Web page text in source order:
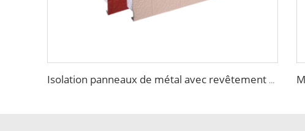
Isolation panneaux de métal avec revêtement en mousse eps panneaux décoratifs pour murs isolants sandwich